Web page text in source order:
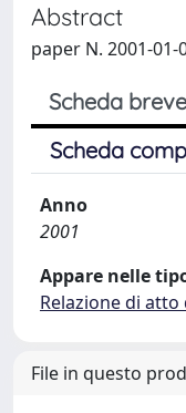
Abstract
paper N. 2001-01-
Scheda breve
Scheda
Anno
2001
Appare nelle
Relazione di
File in questo